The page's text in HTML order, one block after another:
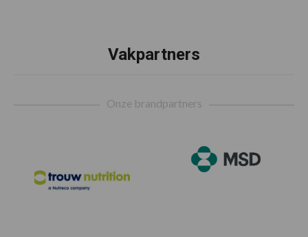
Vakpartners
Onze brandpartners